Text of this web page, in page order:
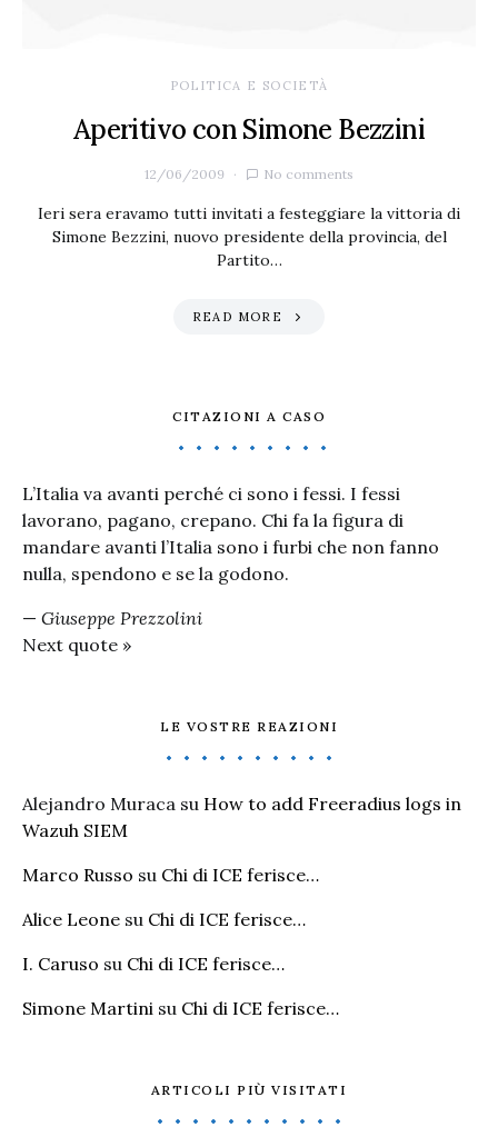
POLITICA E SOCIETÀ
Aperitivo con Simone Bezzini
12/06/2009 No comments
Ieri sera eravamo tutti invitati a festeggiare la vittoria di
Simone Bezzini, nuovo presidente della provincia, del
Partito…
READ MORE
CITAZIONI A CASO
L’Italia va avanti perché ci sono i fessi. I fessi
lavorano, pagano, crepano. Chi fa la figura di
mandare avanti l’Italia sono i furbi che non fanno
nulla, spendono e se la godono.
— Giuseppe Prezzolini
Next quote »
LE VOSTRE REAZIONI
Alejandro Muraca su How to add Freeradius logs in
Wazuh SIEM
Marco Russo su Chi di ICE ferisce…
Alice Leone su Chi di ICE ferisce…
I. Caruso su Chi di ICE ferisce…
Simone Martini su Chi di ICE ferisce…
ARTICOLI PIÙ VISITATI